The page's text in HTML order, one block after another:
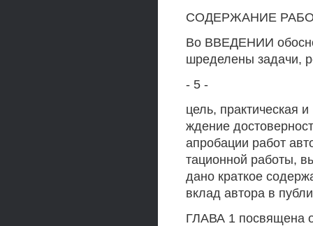
СОДЕРЖАНИЕ
Во ВВЕДЕНИИ
шределены задачи,
- 5 -
цель, практическая
ждение
апробации работ
тационной работы,
дано краткое
вклад автора в
ГЛАВА 1 посвящена